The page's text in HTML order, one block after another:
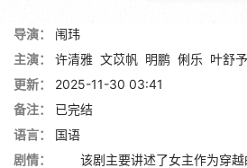
导演：
闱玮
主演：
许清雅 文苡帆 明鹏 俐乐 叶舒予
更新：
2025-11-30 03:41
备注：
已完结
语言：
国语
剧情：
该剧主要讲述了女主作为穿越